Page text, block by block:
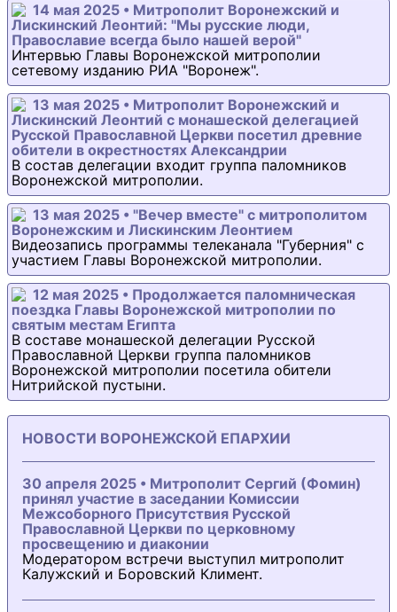
14 мая 2025 • Митрополит Воронежский и
Лискинский Леонтий: "Мы русские люди,
Православие всегда было нашей верой"
Интервью Главы Воронежской митрополии
сетевому изданию РИА "Воронеж".
13 мая 2025 • Митрополит Воронежский и
Лискинский Леонтий с монашеской делегацией
Русской Православной Церкви посетил древние
обители в окрестностях Александрии
В состав делегации входит группа паломников
Воронежской митрополии.
13 мая 2025 • "Вечер вместе" с митрополитом
Воронежским и Лискинским Леонтием
Видеозапись программы телеканала "Губерния" с
участием Главы Воронежской митрополии.
12 мая 2025 • Продолжается паломническая
поездка Главы Воронежской митрополии по
святым местам Египта
В составе монашеской делегации Русской
Православной Церкви группа паломников
Воронежской митрополии посетила обители
Нитрийской пустыни.
НОВОСТИ ВОРОНЕЖСКОЙ ЕПАРХИИ
30 апреля 2025 • Митрополит Сергий (Фомин)
принял участие в заседании Комиссии
Межсоборного Присутствия Русской
Православной Церкви по церковному
просвещению и диаконии
Модератором встречи выступил митрополит
Калужский и Боровский Климент.